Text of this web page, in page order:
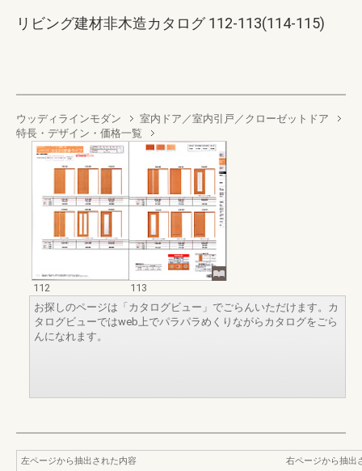
リビング建材非木造カタログ 112-113(114-115)
ウッディラインモダン
室内ドア／室内引戸／クローゼットドア
特長・デザイン・価格一覧
112
113
お探しのページは「カタログビュー」でごらんいただけます。カ
タログビューではweb上でパラパラめくりながらカタログをごら
んになれます。
左ページから抽出された内容
右ページから抽出